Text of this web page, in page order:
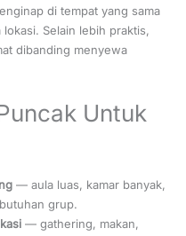
di tempat yang sama
Selain lebih praktis,
dibanding menyewa
Untuk
— aula luas, kamar banyak,
grup.
— gathering, makan,